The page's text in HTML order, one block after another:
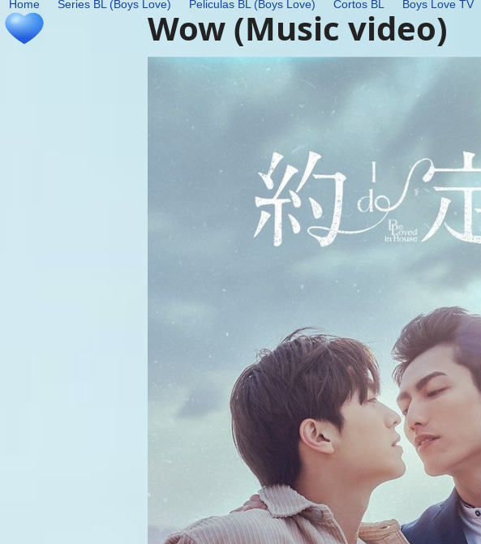
Skip
to
content
Home Series BL (Boys Love) Peliculas BL (Boys Love) Cortos BL Boys Love TV
Wow (Music video)